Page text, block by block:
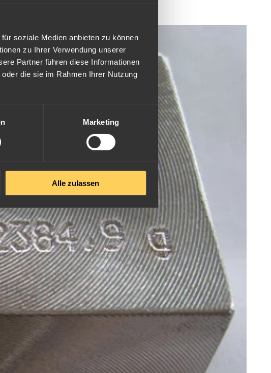
soziale Medien anbieten zu können
zu Ihrer Verwendung unserer
Partner führen diese Informationen
die sie im Rahmen Ihrer Nutzung
Marketing
Alle zulassen